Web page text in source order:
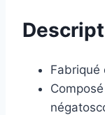
Fabriqué